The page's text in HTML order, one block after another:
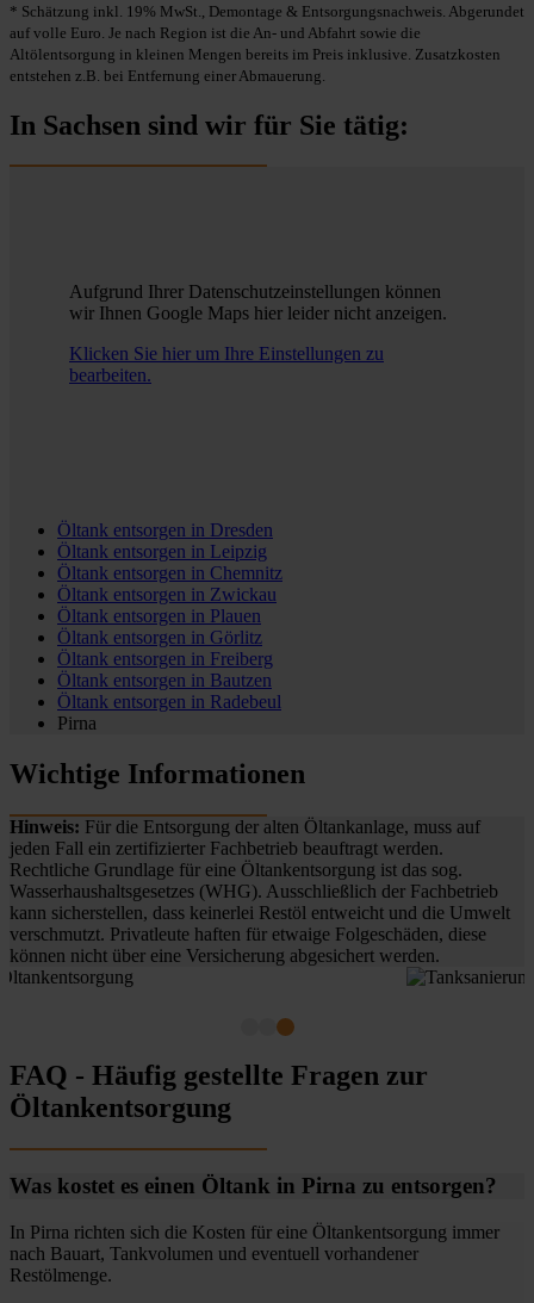
* Schätzung inkl. 19% MwSt., Demontage & Entsorgungsnachweis. Abgerundet
auf volle Euro. Je nach Region ist die An- und Abfahrt sowie die
Altölentsorgung in kleinen Mengen bereits im Preis inklusive. Zusatzkosten
entstehen z.B. bei Entfernung einer Abmauerung.
In Sachsen sind wir für Sie tätig:
Aufgrund Ihrer Datenschutzeinstellungen können
wir Ihnen Google Maps hier leider nicht anzeigen.
Klicken Sie hier um Ihre Einstellungen zu
bearbeiten.
Öltank entsorgen in Dresden
Öltank entsorgen in Leipzig
Öltank entsorgen in Chemnitz
Öltank entsorgen in Zwickau
Öltank entsorgen in Plauen
Öltank entsorgen in Görlitz
Öltank entsorgen in Freiberg
Öltank entsorgen in Bautzen
Öltank entsorgen in Radebeul
Pirna
Wichtige Informationen
Hinweis: Für die Entsorgung der alten Öltankanlage, muss auf
jeden Fall ein zertifizierter Fachbetrieb beauftragt werden.
Rechtliche Grundlage für eine Öltankentsorgung ist das sog.
Wasserhaushaltsgesetzes (WHG). Ausschließlich der Fachbetrieb
kann sicherstellen, dass keinerlei Restöl entweicht und die Umwelt
verschmutzt. Privatleute haften für etwaige Folgeschäden, diese
können nicht über eine Versicherung abgesichert werden.
FAQ - Häufig gestellte Fragen zur
Öltankentsorgung
Was kostet es einen Öltank in Pirna zu entsorgen?
In Pirna richten sich die Kosten für eine Öltankentsorgung immer
nach Bauart, Tankvolumen und eventuell vorhandener
Restölmenge.